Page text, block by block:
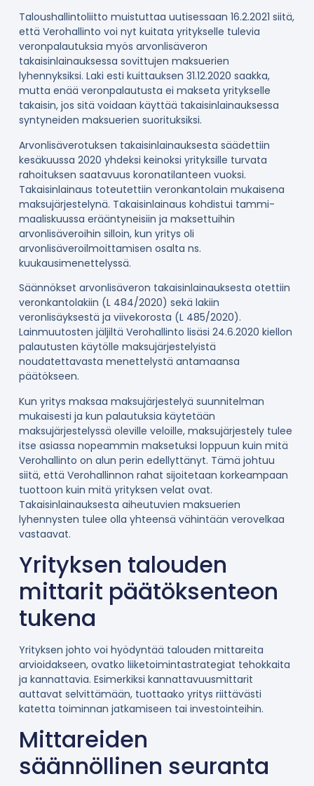
Taloushallintoliitto muistuttaa uutisessaan 16.2.2021 siitä,
että Verohallinto voi nyt kuitata yritykselle tulevia
veronpalautuksia myös arvonlisäveron
takaisinlainauksessa sovittujen maksuerien
lyhennyksiksi. Laki esti kuittauksen 31.12.2020 saakka,
mutta enää veronpalautusta ei makseta yritykselle
takaisin, jos sitä voidaan käyttää takaisinlainauksessa
syntyneiden maksuerien suorituksiksi.
Arvonlisäverotuksen takaisinlainauksesta säädettiin
kesäkuussa 2020 yhdeksi keinoksi yrityksille turvata
rahoituksen saatavuus koronatilanteen vuoksi.
Takaisinlainaus toteutettiin veronkantolain mukaisena
maksujärjestelynä. Takaisinlainaus kohdistui tammi-
maaliskuussa erääntyneisiin ja maksettuihin
arvonlisäveroihin silloin, kun yritys oli
arvonlisäveroilmoittamisen osalta ns.
kuukausimenettelyssä.
Säännökset arvonlisäveron takaisinlainauksesta otettiin
veronkantolakiin (L 484/2020) sekä lakiin
veronlisäyksestä ja viivekorosta (L 485/2020).
Lainmuutosten jäljiltä Verohallinto lisäsi 24.6.2020 kiellon
palautusten käytölle maksujärjestelyistä
noudatettavasta menettelystä antamaansa
päätökseen.
Kun yritys maksaa maksujärjestelyä suunnitelman
mukaisesti ja kun palautuksia käytetään
maksujärjestelyssä oleville veloille, maksujärjestely tulee
itse asiassa nopeammin maksetuksi loppuun kuin mitä
Verohallinto on alun perin edellyttänyt. Tämä johtuu
siitä, että Verohallinnon rahat sijoitetaan korkeampaan
tuottoon kuin mitä yrityksen velat ovat.
Takaisinlainauksesta aiheutuvien maksuerien
lyhennysten tulee olla yhteensä vähintään verovelkaa
vastaavat.
Yrityksen talouden
mittarit päätöksenteon
tukena
Yrityksen johto voi hyödyntää talouden mittareita
arvioidakseen, ovatko liiketoimintastrategiat tehokkaita
ja kannattavia. Esimerkiksi kannattavuusmittarit
auttavat selvittämään, tuottaako yritys riittävästi
katetta toiminnan jatkamiseen tai investointeihin.
Mittareiden
säännöllinen seuranta